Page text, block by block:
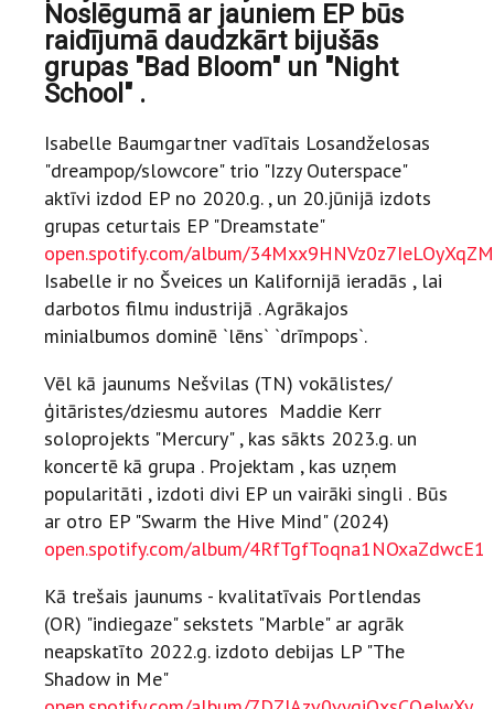
Noslēgumā ar jauniem EP būs
raidījumā daudzkārt bijušās
grupas "Bad Bloom" un "Night
School" .
Isabelle Baumgartner vadītais Losandželosas
"dreampop/slowcore" trio "Izzy Outerspace"
aktīvi izdod EP no 2020.g. , un 20.jūnijā izdots
grupas ceturtais EP "Dreamstate"
open.spotify.com/album/34Mxx9HNVz0z7IeLOyXqZM
Isabelle ir no Šveices un Kalifornijā ieradās , lai
darbotos filmu industrijā . Agrākajos
minialbumos dominē `lēns` `drīmpops`.
Vēl kā jaunums Nešvilas (TN) vokālistes/
ģitāristes/dziesmu autores Maddie Kerr
soloprojekts "Mercury" , kas sākts 2023.g. un
koncertē kā grupa . Projektam , kas uzņem
popularitāti , izdoti divi EP un vairāki singli . Būs
ar otro EP "Swarm the Hive Mind" (2024)
open.spotify.com/album/4RfTgfToqna1NOxaZdwcE1
Kā trešais jaunums - kvalitatīvais Portlendas
(OR) "indiegaze" sekstets "Marble" ar agrāk
neapskatīto 2022.g. izdoto debijas LP "The
Shadow in Me"